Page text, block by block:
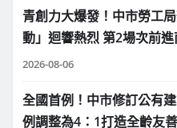
青創力大爆發！中市勞工
動」迴響熱烈 第2場次前
2026-08-06
全國首例！中市修訂公有
例調整為4：1打造全齡友